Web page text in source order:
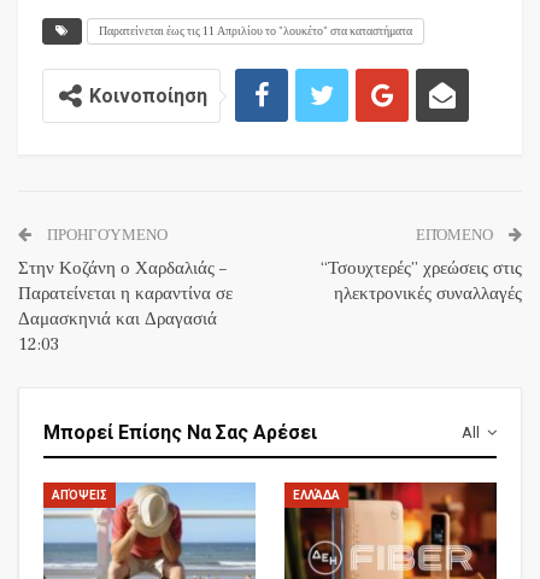
Παρατείνεται έως τις 11 Απριλίου το "λουκέτο" στα καταστήματα
Κοινοποίηση
ΠΡΟΗΓΟΎΜΕΝΟ
Στην Κοζάνη ο Χαρδαλιάς –
Παρατείνεται η καραντίνα σε
Δαμασκηνιά και Δραγασιά
12:03
ΕΠΌΜΕΝΟ
“Τσουχτερές” χρεώσεις στις
ηλεκτρονικές συναλλαγές
All
Μπορεί Επίσης Να Σας Αρέσει
ΑΠΌΨΕΙΣ ΕΛΛΆΔΑ